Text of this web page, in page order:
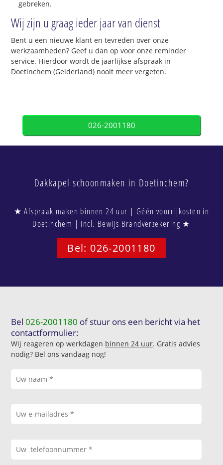
gebreken.
Wij zijn u graag ieder jaar van dienst
Bent u een nieuwe klant en tevreden over onze
werkzaamheden? Geef u dan op voor onze reminder
service. Hierdoor wordt de jaarlijkse afspraak in
Doetinchem (Gelderland) nooit meer vergeten.
026-2001180
Dakkapel schoonmaken in Doetinchem?
★ Afspraak maken binnen 24 uur | Géén voorrijkosten in
Doetinchem | Incl. Bewijs Brandverzekering ★
Bel: 026-2001180
Bel026-2001180 of stuur ons een bericht via het
contactformulier:
Wij reageren op werkdagen binnen 24 uur. Gratis advies
nodig? Bel ons vandaag nog!